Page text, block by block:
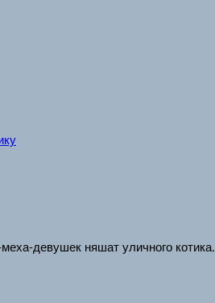
девушек няшат уличного котика.